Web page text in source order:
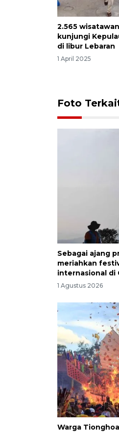
2.565
kunjungi
di libur Lebaran
1 April 2025
Foto
Sebagai ajang
meriahkan
internasional di
1 Agustus 2026
Warga